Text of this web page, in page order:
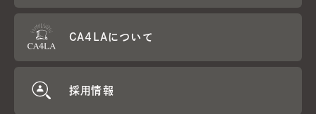
CA4LAについて
採用情報